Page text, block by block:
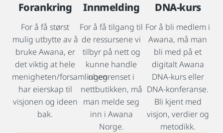
Forankring
For å få størst
mulig utbytte av å
bruke Awana, er
det viktig at hele
menigheten/forsamlingen
har eierskap til
visjonen og ideen
bak.
Innmelding
For å få tilgang til
de ressursene vi
tilbyr på nett og
kunne handle
ubegrenset i
nettbutikken, må
man melde seg
inn i Awana
Norge.
DNA-kurs
For å bli medlem i
Awana, må man
bli med på et
digitalt Awana
DNA-kurs eller
DNA-konferanse.
Bli kjent med
visjon, verdier og
metodikk.